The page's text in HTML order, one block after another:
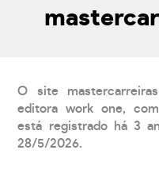
O site
editora work one,
está registrado há 3
28/5/2026.